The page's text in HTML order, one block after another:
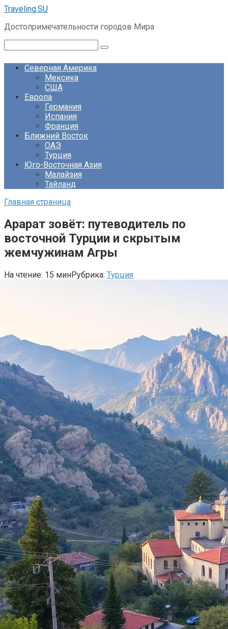
Перейти
контенту
Traveling.SU
Достопримечательности городов Мира
Северная Америка
Мексика
США
Европа
Германия
Испания
Франция
Ближний Восток
ОАЭ
Турция
Юго-Восточная Азия
Малайзия
Тайланд
Главная страница
Арарат зовёт: путеводитель по
восточной Турции и скрытым
жемчужинам Агры
На чтение: 15 минРубрика: Турция